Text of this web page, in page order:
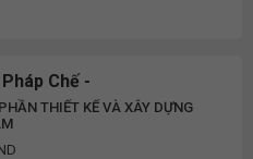
Chế -
THIẾT KẾ VÀ XÂY DỰNG